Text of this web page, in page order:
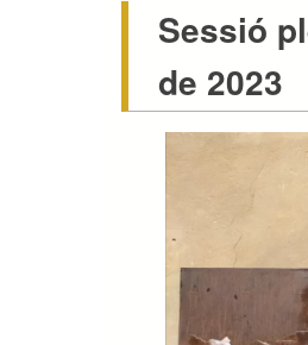
Sessió
de 2023